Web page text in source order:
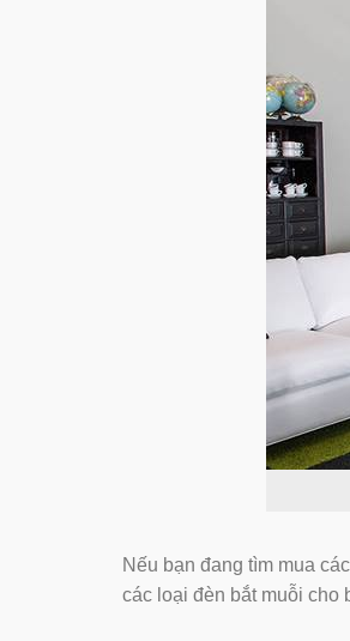
Nếu bạn đang tìm mua
các loại đèn bắt muỗi